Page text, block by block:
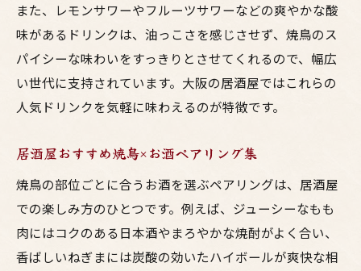
また、レモンサワーやフルーツサワーなどの爽やかな酸
味があるドリンクは、油っこさを感じさせず、焼鳥のス
パイシーな味わいをすっきりとさせてくれるので、幅広
い世代に支持されています。大阪の居酒屋ではこれらの
人気ドリンクを気軽に味わえるのが特徴です。
居酒屋おすすめ焼鳥×お酒ペアリング集
焼鳥の部位ごとに合うお酒を選ぶペアリングは、居酒屋
での楽しみ方のひとつです。例えば、ジューシーなもも
肉にはコクのある日本酒やまろやかな焼酎がよく合い、
香ばしいねぎまには炭酸の効いたハイボールが爽快な相